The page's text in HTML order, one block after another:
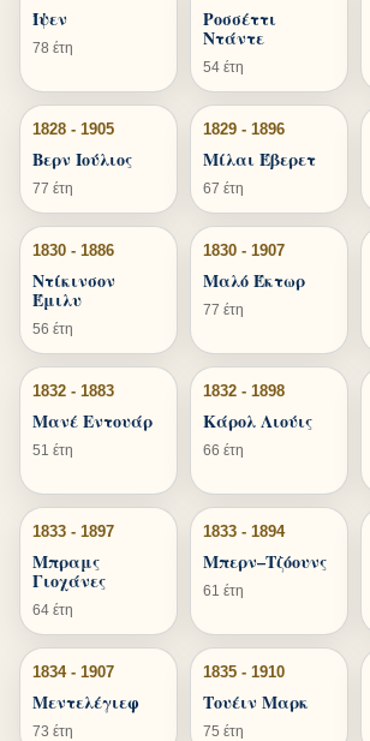
Ίψεν
78 έτη
Ροσσέττι
Ντάντε
54 έτη
1828 - 1905
Βερν Ιούλιος
77 έτη
1829 - 1896
Μίλαι Έβερετ
67 έτη
1830 - 1886
Ντίκινσον
Έμιλυ
56 έτη
1830 - 1907
Μαλό Έκτωρ
77 έτη
1832 - 1883
Μανέ Εντουάρ
51 έτη
1832 - 1898
Κάρολ Λιούις
66 έτη
1833 - 1897
Μπραμς
Γιοχάνες
64 έτη
1833 - 1894
Μπερν–Τζόουνς
61 έτη
1834 - 1907
Μεντελέγιεφ
73 έτη
1835 - 1910
Τουέιν Μαρκ
75 έτη